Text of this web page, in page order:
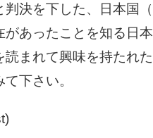
判決を下した、日本国
があったことを知る日
読まれて興味を持たれ
下さい。